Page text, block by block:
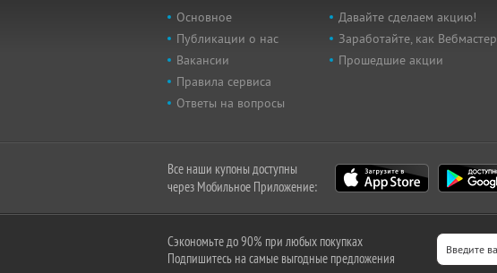
Основное
Публикации о нас
Вакансии
Правила сервиса
Ответы на вопросы
Давайте сделаем акцию!
Заработайте, как Вебмастер
Прошедшие акции
Все наши купоны доступны
через Мобильное Приложение:
Сэкономьте до 90% при любых покупках
Подпишитесь на самые выгодные предложения